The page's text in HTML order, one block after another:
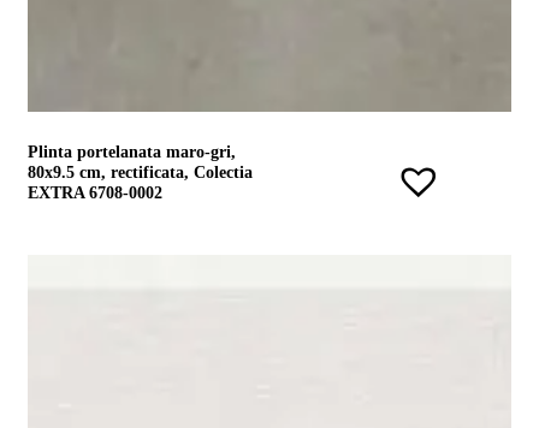
Plinta portelanata maro-gri,
80x9.5 cm, rectificata, Colectia
EXTRA 6708-0002